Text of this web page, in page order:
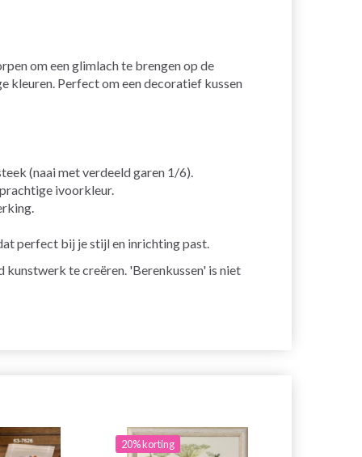
om een glimlach te brengen op de
kleuren. Perfect om een decoratief kussen
(naai met verdeeld garen 1/6).
ivoorkleur.
perfect bij je stijl en inrichting past.
te creëren. 'Berenkussen' is niet
20% korting